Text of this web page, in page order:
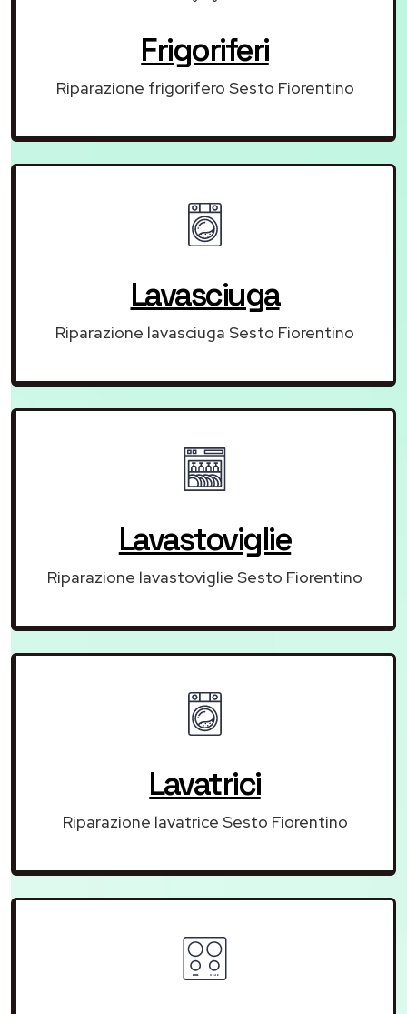
Frigoriferi
Riparazione frigorifero Sesto Fiorentino
Lavasciuga
Riparazione lavasciuga Sesto Fiorentino
Lavastoviglie
Riparazione lavastoviglie Sesto Fiorentino
Lavatrici
Riparazione lavatrice Sesto Fiorentino